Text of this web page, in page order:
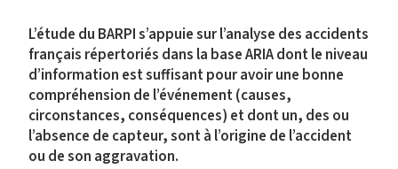
L’étude du BARPI s’appuie sur l’analyse des accidents
français répertoriés dans la base ARIA dont le niveau
d’information est suffisant pour avoir une bonne
compréhension de l’événement (causes,
circonstances, conséquences) et dont un, des ou
l’absence de capteur, sont à l’origine de l’accident
ou de son aggravation.